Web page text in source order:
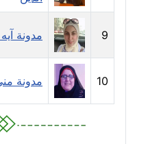
مدونة دعاء
عاملة
مدونة دينا عاصم
عاملة
مدونة دينا منير
9 مدونة
10 مدونة